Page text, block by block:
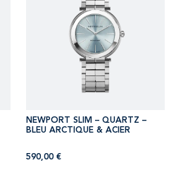
NEWPORT SLIM – QUARTZ –
BLEU ARCTIQUE & ACIER
590,00 €